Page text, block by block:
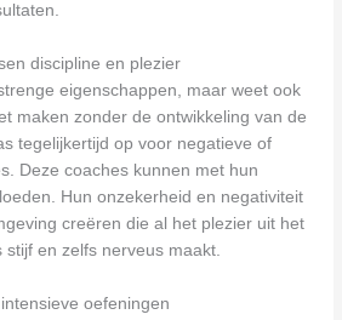
discipline en plezier
eigenschappen, maar weet ook
maken zonder de ontwikkeling van de
tegelijkertijd op voor negatieve of
Deze coaches kunnen met hun
Hun onzekerheid en negativiteit
creëren die al het plezier uit het
en zelfs nerveus maakt.
oefeningen